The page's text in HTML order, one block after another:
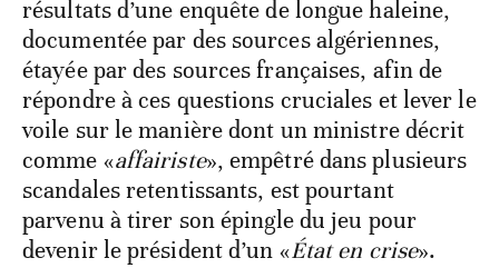
résultats d’une enquête de longue haleine,
documentée par des sources algériennes,
étayée par des sources françaises, afin de
répondre à ces questions cruciales et lever le
voile sur le manière dont un ministre décrit
comme «affairiste», empêtré dans plusieurs
scandales retentissants, est pourtant
parvenu à tirer son épingle du jeu pour
devenir le président d’un «État en crise».